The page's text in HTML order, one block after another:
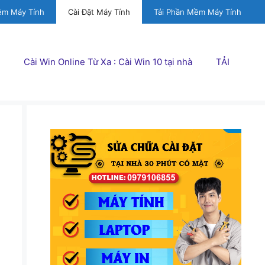
Máy Tính Cài Đặt Máy Tính Tải Phần Mềm Máy Tính
Cài Win Online Từ Xa : Cài Win 10 tại nhà TẢI